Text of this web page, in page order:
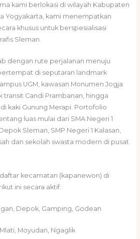
kami berlokasi di wilayah Kabupaten
Yogyakarta, kami menempatkan
khusus untuk berspesialisasi
Sleman.
dengan rute perjalanan menuju
di seputaran landmark
UGM, kawasan Monumen Jogja
transit Candi Prambanan, hingga
kaki Gunung Merapi. Portofolio
luas mulai dari SMA Negeri 1
Sleman, SMP Negeri 1 Kalasan,
dan sekolah swasta modern di pusat
kecamatan (kapanewon) di
ini secara aktif:
Depok, Gamping, Godean
Moyudan, Ngaglik